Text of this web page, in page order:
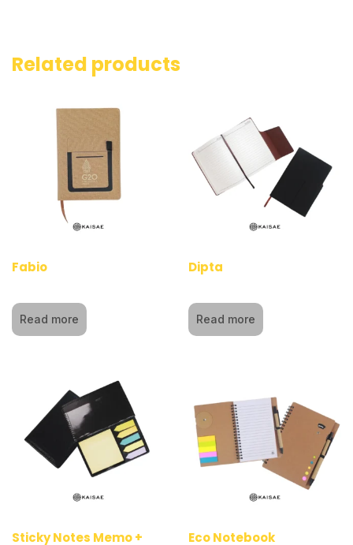
Related products
Fabio
Read more
Dipta
Read more
Sticky Notes Memo +
Eco Notebook